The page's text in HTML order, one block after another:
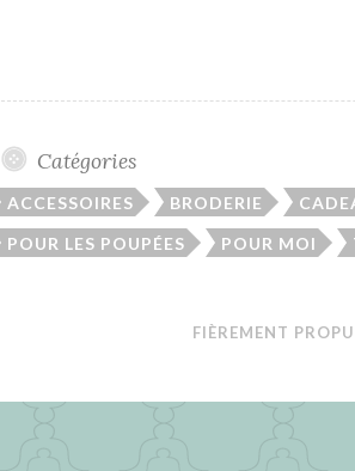
Catégories
ACCESSOIRES BRODERIE
POUR LES POUPÉES POUR MOI
FIÈREMENT